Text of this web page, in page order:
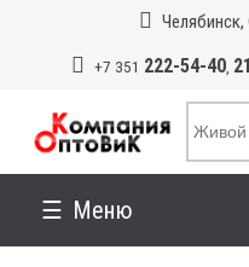
+7 351 222-54-40,
Меню